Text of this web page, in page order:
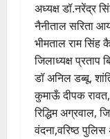
अध्यक्ष डॉ.नरेंद्र
नैनीताल सरिता
भीमताल राम सिंह
जिलाध्यक्ष प्रताप
डॉ अनिल डब्बू,
कुमाऊँ दीपक
रिद्धिम अग्रवाल,
वंदना,वरिष्ठ पुलिस